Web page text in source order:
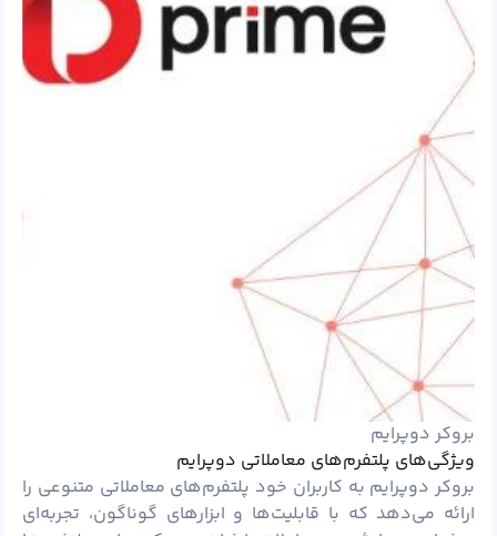
بروکر دوپرایم
ویژگی‌های پلتفرم‌های معاملاتی دوپرایم
بروکر دوپرایم به کاربران خود پلتفرم‌های معاملاتی متنوعی را
ارائه می‌دهد که با قابلیت‌ها و ابزارهای گوناگون، تجربه‌ای